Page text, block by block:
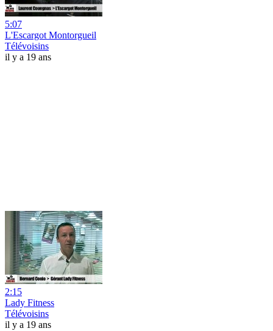
5:07
L'Escargot Montorgueil
Télévoisins
il y a 19 ans
2:15
Lady Fitness
Télévoisins
il y a 19 ans